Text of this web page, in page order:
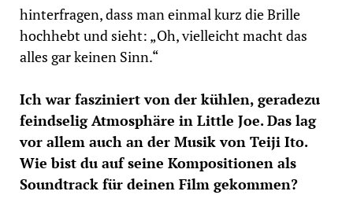
hinterfragen, dass man einmal kurz die Brille
hochhebt und sieht: „Oh, vielleicht macht das
alles gar keinen Sinn.“
Ich war fasziniert von der kühlen, geradezu
feindselig Atmosphäre in Little Joe. Das lag
vor allem auch an der Musik von Teiji Ito.
Wie bist du auf seine Kompositionen als
Soundtrack für deinen Film gekommen?